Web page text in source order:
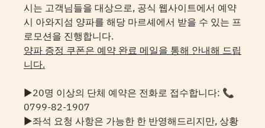
시는 고객님들을 대상으로, 공식 웹사이트에서 예약
시 아와지섬 양파를 해당 마르셰에서 받을 수 있는 프
로모션을 진행합니다.
양파 증정 쿠폰은 예약 완료 메일을 통해 안내해 드립
니다.
▶20명 이상의 단체 예약은 전화로 접수합니다: 📞
0799-82-1907
▶좌석 요청 사항은 가능한 한 반영해드리지만, 상황